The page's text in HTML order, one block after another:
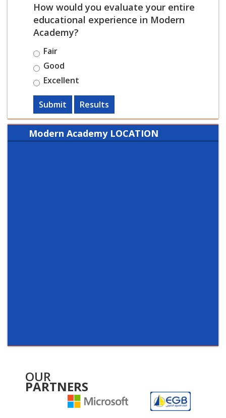
How would you evaluate your entire
educational experience in Modern
Academy?
Fair
Good
Excellent
Submit Results
Modern Academy LOCATION
OUR
PARTNERS